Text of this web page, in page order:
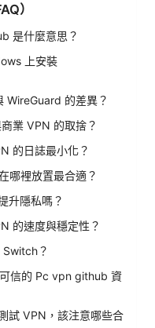
）
是什麼意思？
上安裝
WireGuard 的差異？
業 VPN 的取捨？
的日誌最小化？
哪裡放置最合適？
升隱私嗎？
的速度與穩定性？
Switch？
信的 Pc vpn github 資
試 VPN，該注意哪些合